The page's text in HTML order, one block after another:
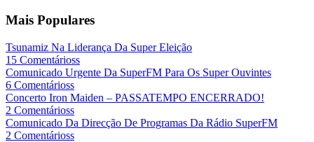
Mais Populares
Tsunamiz Na Liderança Da Super Eleição
15 Comentárioss
Comunicado Urgente Da SuperFM Para Os Super Ouvintes
6 Comentárioss
Concerto Iron Maiden – PASSATEMPO ENCERRADO!
2 Comentárioss
Comunicado Da Direcção De Programas Da Rádio SuperFM
2 Comentárioss